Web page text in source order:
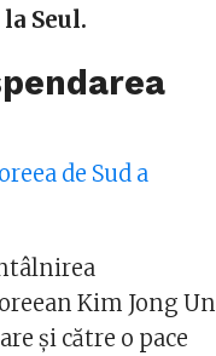
Seul.
de Sud a
Kim Jong Un
şi către o pace